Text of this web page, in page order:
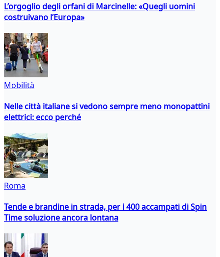
L’orgoglio degli orfani di Marcinelle: «Quegli uomini
costruivano l’Europa»
Mobilità
Nelle città italiane si vedono sempre meno monopattini
elettrici: ecco perché
Roma
Tende e brandine in strada, per i 400 accampati di Spin
Time soluzione ancora lontana